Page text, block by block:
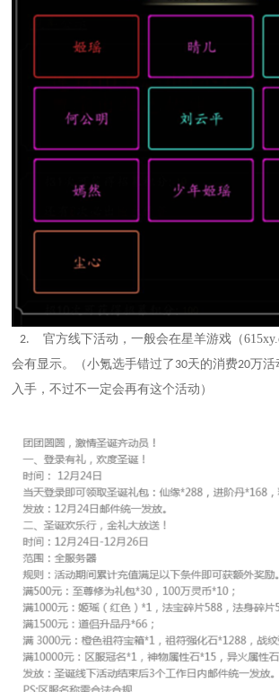
2.官方线下活动，一般会在星羊游戏（
会有显示。（小氪选手错过了 30天的消费20万活
入手，不过不一定会再有这个活动）